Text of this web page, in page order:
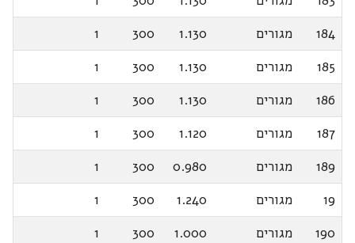
184
מגורים 1.130
300
1
185
מגורים 1.130
300
1
186
מגורים 1.130
300
1
187
מגורים 1.120
300
1
189
מגורים 0.980
300
1
19
מגורים 1.240
300
1
190
מגורים 1.000
300
1